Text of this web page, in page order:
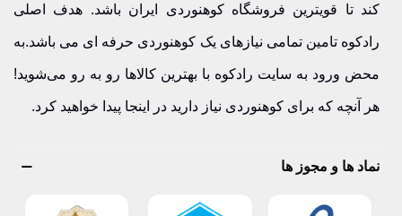
کند تا قویترین فروشگاه کوهنوردی ایران باشد. هدف اصلی
رادکوه تامین تمامی نیازهای یک کوهنوردی حرفه ای می باشد.به
محض ورود به سایت رادکوه با بهترین کالاها رو به رو می‌شوید!
هر آنچه که برای کوهنوردی نیاز دارید در اینجا پیدا خواهید کرد.
نماد ها و مجوز ها